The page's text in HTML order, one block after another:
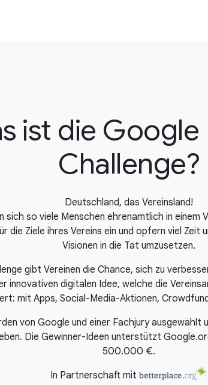
ist die
Challenge?
Deutschland, das Vereinsland!
sich so viele Menschen ehrenamtlich in einem
die Ziele ihres Vereins ein und opfern viel Zeit
Visionen in die Tat umzusetzen.
gibt Vereinen die Chance, sich zu
innovativen digitalen Idee, welche die
mit Apps, Social-Media-Aktionen,
von Google und einer Fachjury ausgewählt
Die Gewinner-Ideen unterstützt
500.000 €.
In Partnerschaft mit